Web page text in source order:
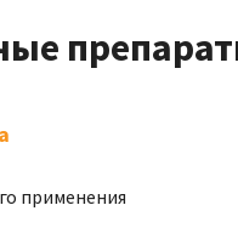
применения